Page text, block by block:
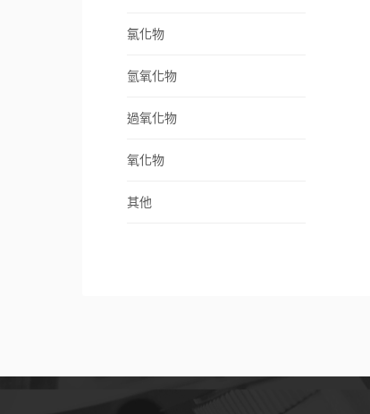
氯化物
氫氧化物
過氧化物
氧化物
其他